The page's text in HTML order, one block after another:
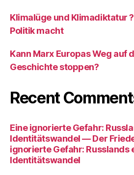
Klimalüge und Klimadiktatur
Politik macht
Kann Marx Europas Weg auf
Geschichte stoppen?
Recent
Eine ignorierte Gefahr:
Identitätswandel — Der
ignorierte Gefahr: Russlands
Identitätswandel